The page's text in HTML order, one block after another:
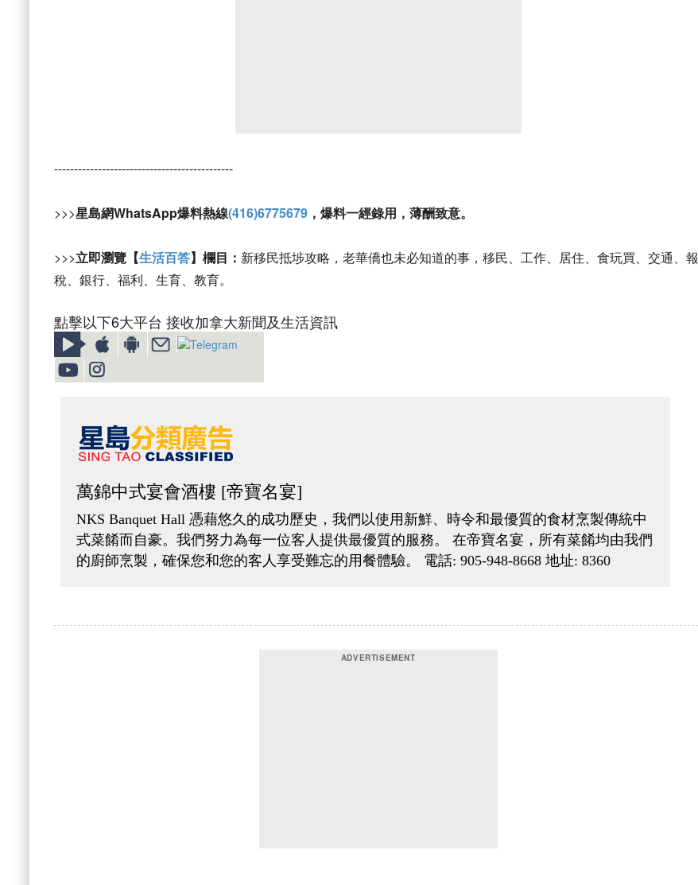
---------------------------------------------
>>>星島網WhatsApp爆料熱線(416)6775679 ，爆料一經錄用，薄酬致意。
>>>立即瀏覽【生活百答】欄目： 新移民抵埗攻略，老華僑也未必知道的事，移民、工作、居住、食玩買、交通、報
稅、銀行、福利、生育、教育。
點擊以下6大平台 接收加拿大新聞及生活資訊